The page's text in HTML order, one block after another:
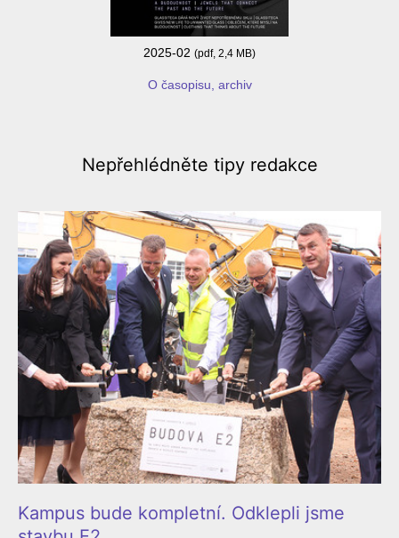
2025-02 (pdf, 2,4 MB)
O časopisu, archiv
Nepřehlédněte tipy redakce
Kampus bude kompletní. Odklepli jsme